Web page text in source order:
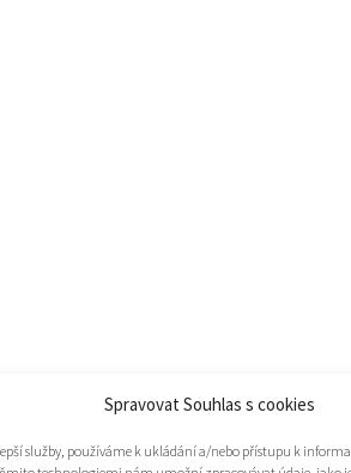
Spravovat Souhlas s cookies
služby, používáme k ukládání a/nebo přístupu k